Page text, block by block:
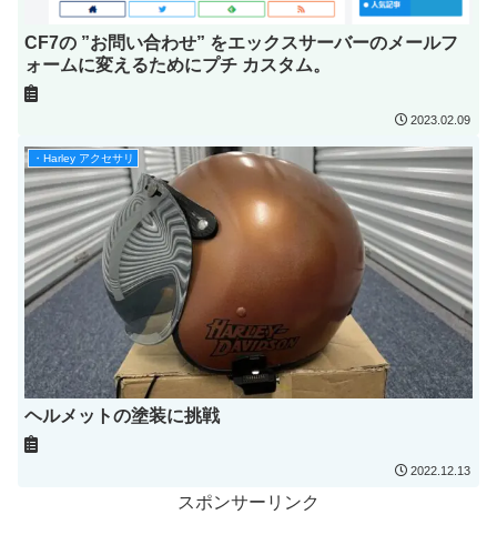
CF7の ”お問い合わせ” をエックスサーバーのメールフ
ォームに変えるためにプチ カスタム。
2023.02.09
・Harley アクセサリ
ヘルメットの塗装に挑戦
2022.12.13
スポンサーリンク